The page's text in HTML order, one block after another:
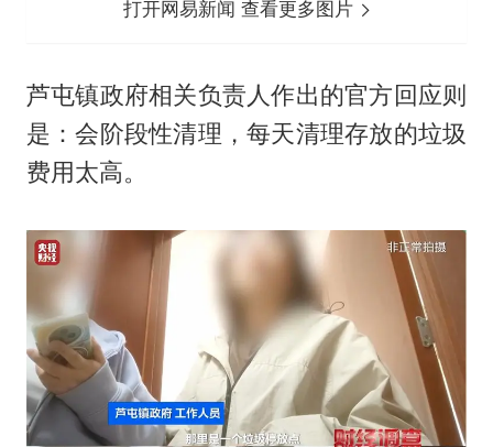
打开网易新闻 查看更多图片
芦屯镇政府相关负责人作出的官方回应则
是：会阶段性清理，每天清理存放的垃圾
费用太高。